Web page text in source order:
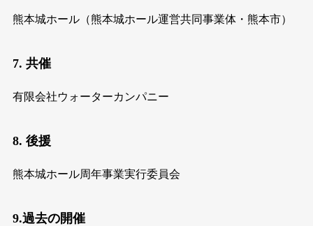
熊本城ホール（熊本城ホール運営共同事業体・熊本市）
7. 共催
有限会社ウォーターカンパニー
8. 後援
熊本城ホール周年事業実行委員会
9.過去の開催